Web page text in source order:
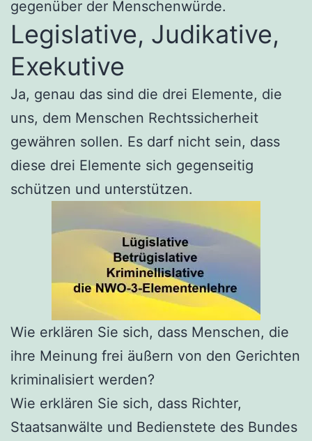
gegenüber der Menschenwürde.
Legislative, Judikative,
Exekutive
Ja, genau das sind die drei Elemente, die
uns, dem Menschen Rechtssicherheit
gewähren sollen. Es darf nicht sein, dass
diese drei Elemente sich gegenseitig
schützen und unterstützen.
Wie erklären Sie sich, dass Menschen, die
ihre Meinung frei äußern von den Gerichten
kriminalisiert werden?
Wie erklären Sie sich, dass Richter,
Staatsanwälte und Bedienstete des Bundes